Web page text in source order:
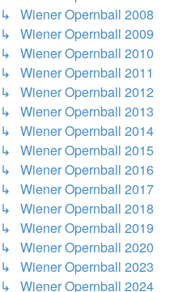
↳ Wiener Opernball 2008
↳ Wiener Opernball 2009
↳ Wiener Opernball 2010
↳ Wiener Opernball 2011
↳ Wiener Opernball 2012
↳ Wiener Opernball 2013
↳ Wiener Opernball 2014
↳ Wiener Opernball 2015
↳ Wiener Opernball 2016
↳ Wiener Opernball 2017
↳ Wiener Opernball 2018
↳ Wiener Opernball 2019
↳ Wiener Opernball 2020
↳ Wiener Opernball 2023
↳ Wiener Opernball 2024